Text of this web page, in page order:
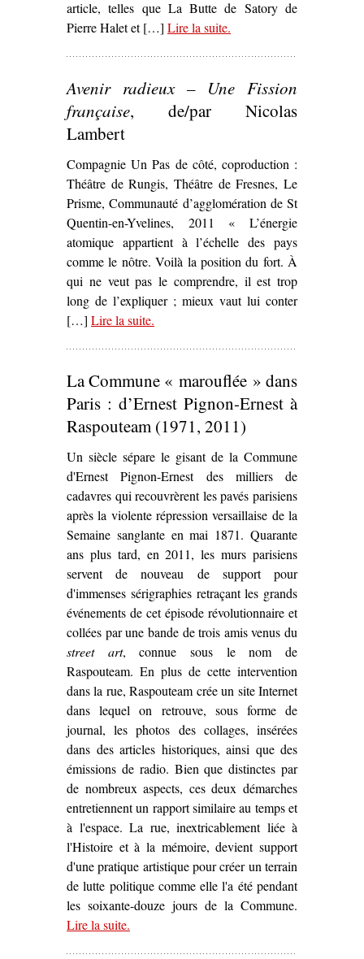
article, telles que La Butte de Satory de
Pierre Halet et […] Lire la suite– ‘La Commune dans les
.
Avenir radieux – Une Fission
française, de/par Nicolas
Lambert
Compagnie Un Pas de côté, coproduction :
Théâtre de Rungis, Théâtre de Fresnes, Le
Prisme, Communauté d’agglomération de St
Quentin-en-Yvelines, 2011 « L’énergie
atomique appartient à l’échelle des pays
comme le nôtre. Voilà la position du fort. À
qui ne veut pas le comprendre, il est trop
long de l’expliquer ; mieux vaut lui conter
[…] Lire la suite– ‘
.
La Commune « marouflée » dans
Paris : d’Ernest Pignon-Ernest à
Raspouteam (1971, 2011)
Un siècle sépare le gisant de la Commune
d'Ernest Pignon-Ernest des milliers de
cadavres qui recouvrèrent les pavés parisiens
après la violente répression versaillaise de la
Semaine sanglante en mai 1871. Quarante
ans plus tard, en 2011, les murs parisiens
servent de nouveau de support pour
d'immenses sérigraphies retraçant les grands
événements de cet épisode révolutionnaire et
collées par une bande de trois amis venus du
street art, connue sous le nom de
Raspouteam. En plus de cette intervention
dans la rue, Raspouteam crée un site Internet
dans lequel on retrouve, sous forme de
journal, les photos des collages, insérées
dans des articles historiques, ainsi que des
émissions de radio. Bien que distinctes par
de nombreux aspects, ces deux démarches
entretiennent un rapport similaire au temps et
à l'espace. La rue, inextricablement liée à
l'Histoire et à la mémoire, devient support
d'une pratique artistique pour créer un terrain
de lutte politique comme elle l'a été pendant
les soixante-douze jours de la Commune.
Lire la suite– ‘La Commune « marouflée » dans Paris :
.